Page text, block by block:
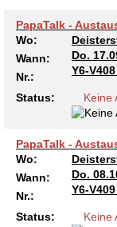
PapaTalk -
Wo:
Wann:
Do.
Nr.:
Y6-V408
Status: Keine
PapaTalk -
Wo:
Wann:
Do.
Nr.:
Y6-V409
Status: Keine